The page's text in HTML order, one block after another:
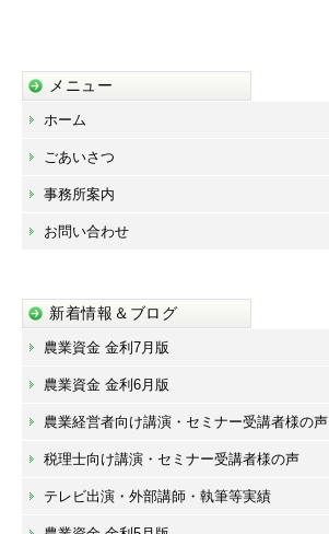
メニュー
ホーム
ごあいさつ
事務所案内
お問い合わせ
新着情報＆ブログ
農業資金 金利7月版
農業資金 金利6月版
農業経営者向け講演・セミナー受講者様の声
税理士向け講演・セミナー受講者様の声
テレビ出演・外部講師・執筆等実績